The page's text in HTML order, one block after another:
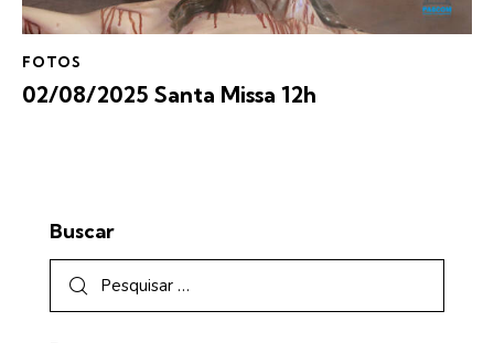
FOTOS
02/08/2025 Santa Missa 12h
Buscar